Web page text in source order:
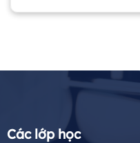
Các lớp học